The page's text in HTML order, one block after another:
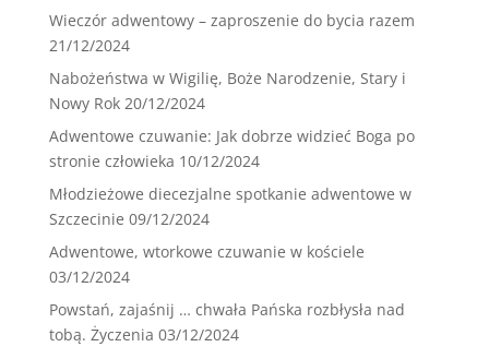
Wieczór adwentowy – zaproszenie do bycia razem
21/12/2024
Nabożeństwa w Wigilię, Boże Narodzenie, Stary i
Nowy Rok 20/12/2024
Adwentowe czuwanie: Jak dobrze widzieć Boga po
stronie człowieka 10/12/2024
Młodzieżowe diecezjalne spotkanie adwentowe w
Szczecinie 09/12/2024
Adwentowe, wtorkowe czuwanie w kościele
03/12/2024
Powstań, zajaśnij … chwała Pańska rozbłysła nad
tobą. Życzenia 03/12/2024